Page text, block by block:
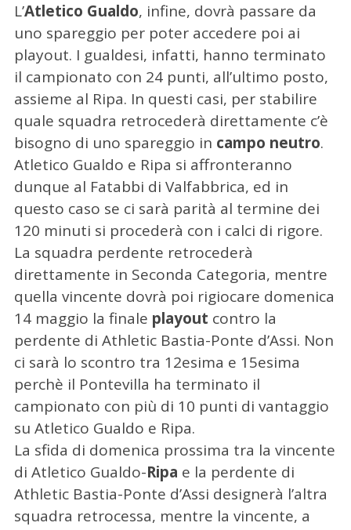
L’Atletico Gualdo, infine, dovrà passare da
uno spareggio per poter accedere poi ai
playout. I gualdesi, infatti, hanno terminato
il campionato con 24 punti, all’ultimo posto,
assieme al Ripa. In questi casi, per stabilire
quale squadra retrocederà direttamente c’è
bisogno di uno spareggio in campo neutro.
Atletico Gualdo e Ripa si affronteranno
dunque al Fatabbi di Valfabbrica, ed in
questo caso se ci sarà parità al termine dei
120 minuti si procederà con i calci di rigore.
La squadra perdente retrocederà
direttamente in Seconda Categoria, mentre
quella vincente dovrà poi rigiocare domenica
14 maggio la finale playout contro la
perdente di Athletic Bastia-Ponte d’Assi. Non
ci sarà lo scontro tra 12esima e 15esima
perchè il Pontevilla ha terminato il
campionato con più di 10 punti di vantaggio
su Atletico Gualdo e Ripa.
La sfida di domenica prossima tra la vincente
di Atletico Gualdo-Ripa e la perdente di
Athletic Bastia-Ponte d’Assi designerà l’altra
squadra retrocessa, mentre la vincente, a
C
r
c
a
p
r
: